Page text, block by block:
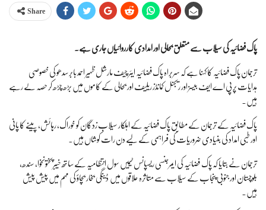
Share
پاک فضائیہ کی سیلاب سے متعلق بحالی اور امدادی کارروائیاں جاری ہے۔
ترجمان پاک فضائیہ کا کہنا ہے کہ سربراہ پاک فضائیہ ایئر چیف مارشل ظہیر احمد بابر سدھو کی خصوصی
ہدایات پر پی اے ایف بیسز اور ریجنل کمانڈز ریلیف اور بحالی کے کاموں میں بڑھ چڑھ کر حصہ لے رہے
ہیں۔
پاک فضائیہ کے ترجمان کے مطابق پاک فضائیہ کے اہلکار سیلاب زدگان کو خوراک، رہائش، پینے کا پانی
اور طبی امداد کی بنیادی ضروریات کی فراہمی کے لیے دن رات کوشاں ہیں۔
ترجمان نے بتایا کہ پاک فضائیہ کی ایمرجنسی ریسپانس ٹیمیں سول انتظامیہ کے ساتھ خیبرپختونخوا، سندھ،
بلوچستان اور جنوبی پنجاب کے سیلاب سے متاثرہ علاقوں میں ڈینگی بخار بچاؤ کی مہم میں پیش پیش
ہیں۔